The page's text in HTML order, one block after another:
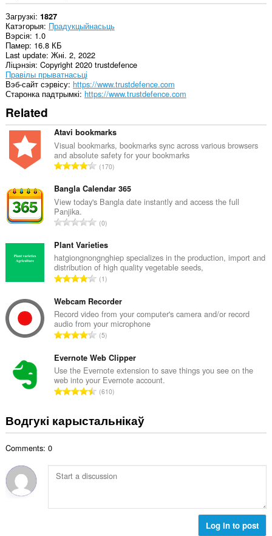
Загрузкі 1827
Катэгорыя Прадукцыйнасьць
Вэрсія 1.0
Памер 16.8 КБ
Last update Жні. 2, 2022
Ліцэнзія Copyright 2020 trustdefence
Правілы прыватнасьці
Вэб-сайт сэрвісу https://www.trustdefence.com
Старонка падтрымкі https://www.trustdefence.com
Related
Atavi bookmarks
Visual bookmarks, bookmarks sync across various browsers
and absolute safety for your bookmarks
А
з
н
к
ў
:
170
Bangla Calendar 365
View today's Bangla date instantly and access the full
Panjika.
А
з
н
а
к
ў
:
0
Plant Varieties
hatgiongnongnghiep specializes in the production, import and
distribution of high quality vegetable seeds,
А
з
н
а
к
ў
:
1
Webcam Recorder
Record video from your computer's camera and/or record
audio from your microphone
А
з
н
а
к
ў
:
5
Evernote Web Clipper
Use the Evernote extension to save things you see on the
web into your Evernote account.
А
н
а
ў
610
Водгукі карыстальнікаў
Comments: 0
Log in to post